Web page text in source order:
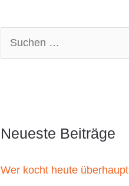
u
n
Neueste Beiträge
Wer kocht heute überhaupt